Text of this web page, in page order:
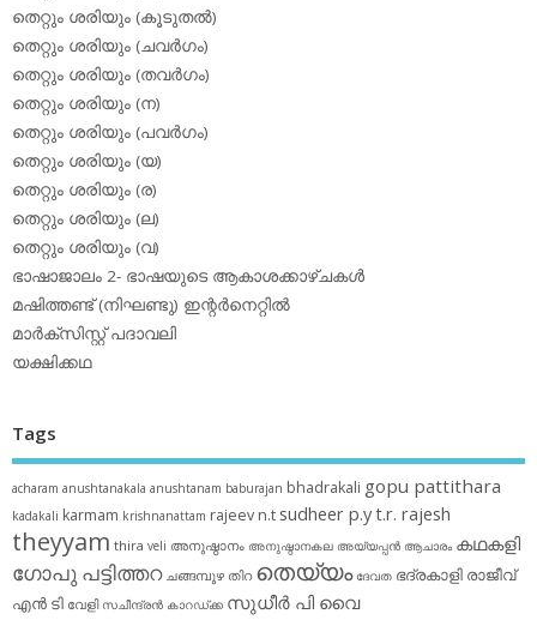
തെറ്റും ശരിയും (കൂടുതല്‍)
തെറ്റും ശരിയും (ചവര്‍ഗം)
തെറ്റും ശരിയും (തവര്‍ഗം)
തെറ്റും ശരിയും (ന)
തെറ്റും ശരിയും (പവര്‍ഗം)
തെറ്റും ശരിയും (യ)
തെറ്റും ശരിയും (ര)
തെറ്റും ശരിയും (ല)
തെറ്റും ശരിയും (വ)
ഭാഷാജാലം 2- ഭാഷയുടെ ആകാശക്കാഴ്ചകള്‍
മഷിത്തണ്ട് (നിഘണ്ടു) ഇന്റര്‍നെറ്റില്‍
മാര്‍ക്‌സിസ്റ്റ് പദാവലി
യക്ഷിക്കഥ
Tags
acharam anushtanakala anushtanam baburajan bhadrakali gopu pattithara
kadakali karmam krishnanattam rajeev n.t sudheer p.yt.r. rajesh
theyyam thira veli അനുഷ്ഠാനം അനുഷ്ഠാനകല അയ്യപ്പന്‍ ആചാരം കഥകളി
ഗോപു പട്ടിത്തറ ചങ്ങമ്പുഴ തിറ തെയ്യം ദേവത ഭദ്രകാളി രാജീവ്
എൻ ടി വേളി സചീന്ദ്രന്‍ കാറഡ്ക്ക സുധീര്‍ പി വൈ